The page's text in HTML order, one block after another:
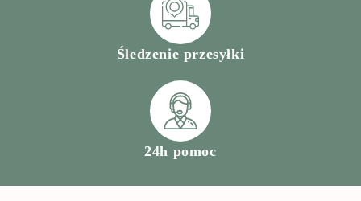
Śledzenie przesyłki
24h pomoc